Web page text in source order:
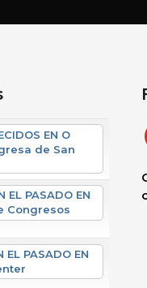
EN O
de San
EL PASADO EN
Congresos
EL PASADO EN